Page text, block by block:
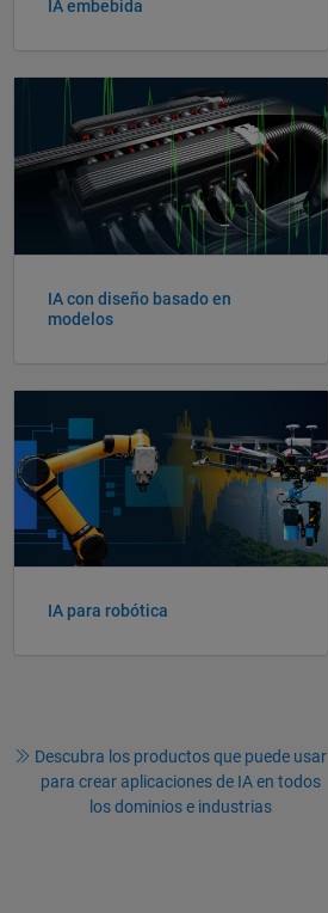
IA embebida
Navegación de panel
IA con diseño basado en
modelos
IA para robótica
Descubra los productos que puede usar
para crear aplicaciones de IA en todos
los dominios e industrias